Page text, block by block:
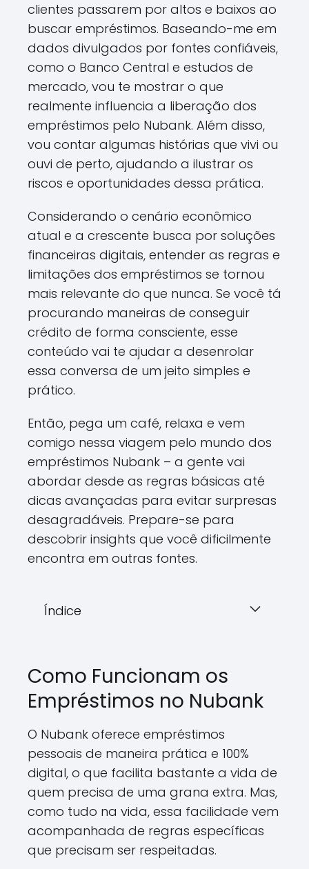
clientes passarem por altos e baixos ao
buscar empréstimos. Baseando-me em
dados divulgados por fontes confiáveis,
como o Banco Central e estudos de
mercado, vou te mostrar o que
realmente influencia a liberação dos
empréstimos pelo Nubank. Além disso,
vou contar algumas histórias que vivi ou
ouvi de perto, ajudando a ilustrar os
riscos e oportunidades dessa prática.
Considerando o cenário econômico
atual e a crescente busca por soluções
financeiras digitais, entender as regras e
limitações dos empréstimos se tornou
mais relevante do que nunca. Se você tá
procurando maneiras de conseguir
crédito de forma consciente, esse
conteúdo vai te ajudar a desenrolar
essa conversa de um jeito simples e
prático.
Então, pega um café, relaxa e vem
comigo nessa viagem pelo mundo dos
empréstimos Nubank – a gente vai
abordar desde as regras básicas até
dicas avançadas para evitar surpresas
desagradáveis. Prepare-se para
descobrir insights que você dificilmente
encontra em outras fontes.
Índice
Como Funcionam os
Empréstimos no Nubank
O Nubank oferece empréstimos
pessoais de maneira prática e 100%
digital, o que facilita bastante a vida de
quem precisa de uma grana extra. Mas,
como tudo na vida, essa facilidade vem
acompanhada de regras específicas
que precisam ser respeitadas.